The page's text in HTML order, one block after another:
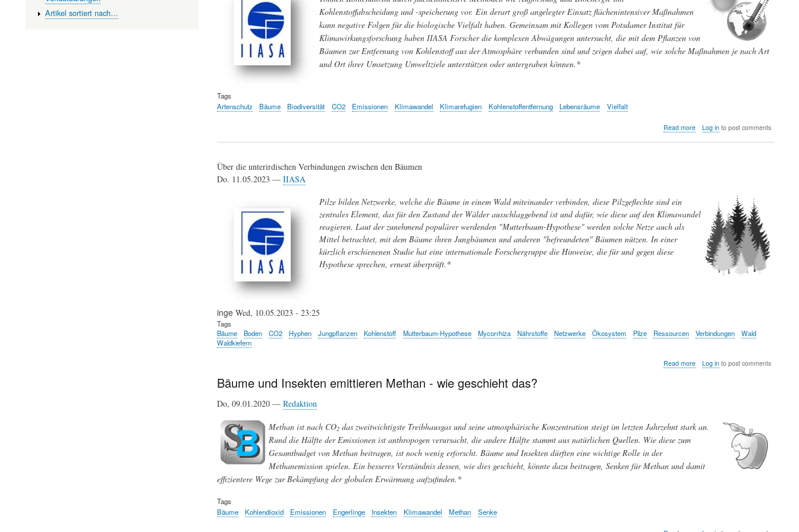
Kohlenstoffabscheidung und -speicherung vor. Ein derart groß angelegter Einsatz flächenintensiver Maßnahmen
kann negative Folgen für die biologische Vielfalt haben. Gemeinsam mit Kollegen vom Potsdamer Institut für
Klimawirkungsforschung haben IIASA Forscher die komplexen Abwägungen untersucht, die mit dem Pflanzen von
Bäumen zur Entfernung von Kohlenstoff aus der Atmosphäre verbunden sind und zeigen dabei auf, wie solche Maßnahmen je nach Art
und Ort ihrer Umsetzung Umweltziele unterstützen oder untergraben können.*
Tags
Artenschutz
Bäume Biodiversität CO2 Emissionen Klimawandel Klimarefugien Kohlenstoffentfernung Lebensräume Vielfalt
Read moreabout
schaden
oder
schützen
Log into post comments
Über die unterirdischen Verbindungen zwischen den Bäumen
Do. 11.05.2023 — IIASA
Pilze bilden Netzwerke, welche die Bäume in einem Wald miteinander verbinden, diese Pilzgeflechte sind ein
zentrales Element, das für den Zustand der Wälder ausschlaggebend ist und dafür, wie diese auf den Klimawandel
reagieren. Laut der zunehmend populärer werdenden "Mutterbaum-Hypothese" werden solche Netze auch als
Mittel betrachtet, mit dem Bäume ihren Jungbäumen und anderen "befreundeten" Bäumen nützen. In einer
kürzlich erschienenen Studie hat eine internationale Forschergruppe die Hinweise, die für und gegen diese
Hypothese sprechen, erneut überprüft.*
inge Wed, 10.05.2023 - 23:25
Tags
Bäume
Boden CO2 Hyphen Jungpflanzen Kohlenstoff Mutterbaum-Hypothese Mycorrhiza Nährstoffe Netzwerke Ökosystem Pilze Ressourcen Verbindungen
Wald
Waldkiefern
Read moreabout
Bäumen
Log into post comments
Bäume und Insekten emittieren Methan - wie geschieht das?
Do, 09.01.2020 — Redaktion
Methan ist nach CO2das zweitwichtigste Treibhausgas und seine atmosphärische Konzentration steigt im letzten Jahrzehnt stark an.
Rund die Hälfte der Emissionen ist anthropogen verursacht, die andere Hälfte stammt aus natürlichen Quellen. Wie diese zum
Gesamtbudget von Methan beitragen, ist noch wenig erforscht. Bäume und Insekten dürften eine wichtige Rolle in der
Methanemission spielen. Ein besseres Verständnis dessen, wie dies geschieht, könnte dazu beitragen, Senken für Methan und damit
effizientere Wege zur Bekämpfung der globalen Erwärmung aufzufinden.*
Tags
Bäume
Kohlendioxid Emissionen Engerlinge Insekten Klimawandel Methan Senke
Artikel sortiert nach…